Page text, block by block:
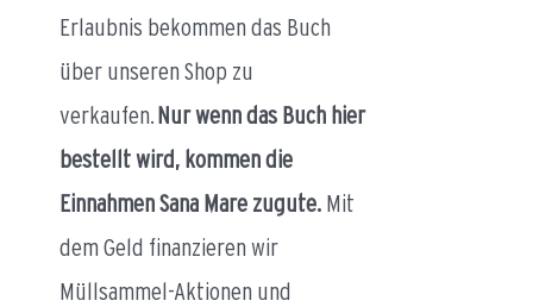
Erlaubnis bekommen das Buch
über unseren Shop zu
verkaufen.Nur wenn das Buch hier
bestellt wird, kommen die
Einnahmen Sana Mare zugute. Mit
dem Geld finanzieren wir
Müllsammel-Aktionen und